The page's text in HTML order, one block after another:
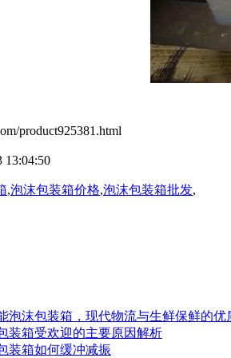
product925381.html
13:04:50
,泡沫包装箱价格,泡沫包装箱批发,
泡沫包装箱，现代物流与生鲜保鲜的优
装箱受欢迎的主要原因解析
装箱如何缓冲减振